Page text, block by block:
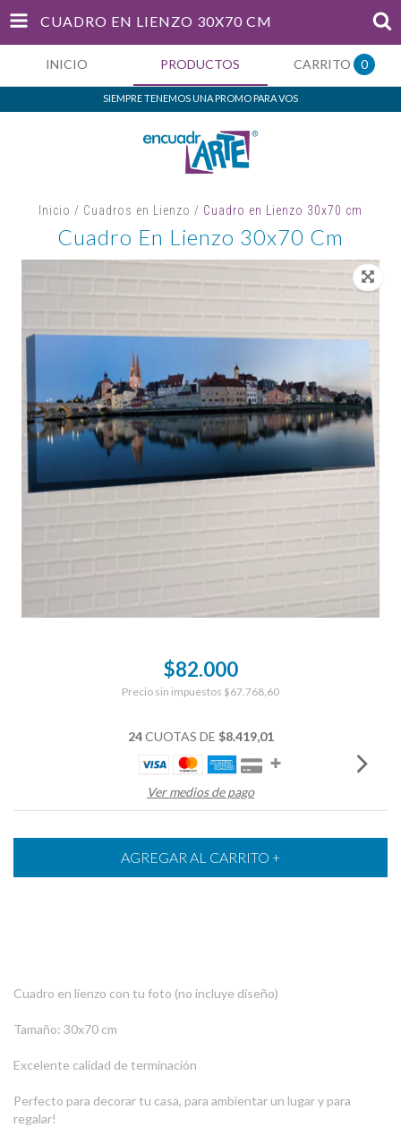
CUADRO EN LIENZO 30X70 CM
INICIO PRODUCTOS CARRITO 0
SIEMPRE TENEMOS UNA PROMO PARA VOS
Inicio / Cuadros en Lienzo / Cuadro en Lienzo 30x70 cm
Cuadro En Lienzo 30x70 Cm
$82.000
Precio sin impuestos $67.768,60
24CUOTAS DE $8.419,01
Ver medios de pago
Cuadro en lienzo con tu foto (no incluye diseño)
Tamaño: 30x70 cm
Excelente calidad de terminación
Perfecto para decorar tu casa, para ambientar un lugar y para
regalar!